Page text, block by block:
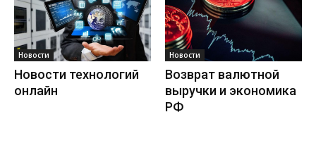
Новости
Новости технологий
онлайн
Новости
Возврат валютной
выручки и экономика
РФ